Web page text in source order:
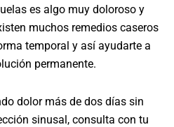
es algo muy doloroso y
muchos remedios caseros
temporal y así ayudarte a
permanente.
dolor más de dos días sin
sinusal, consulta con tu